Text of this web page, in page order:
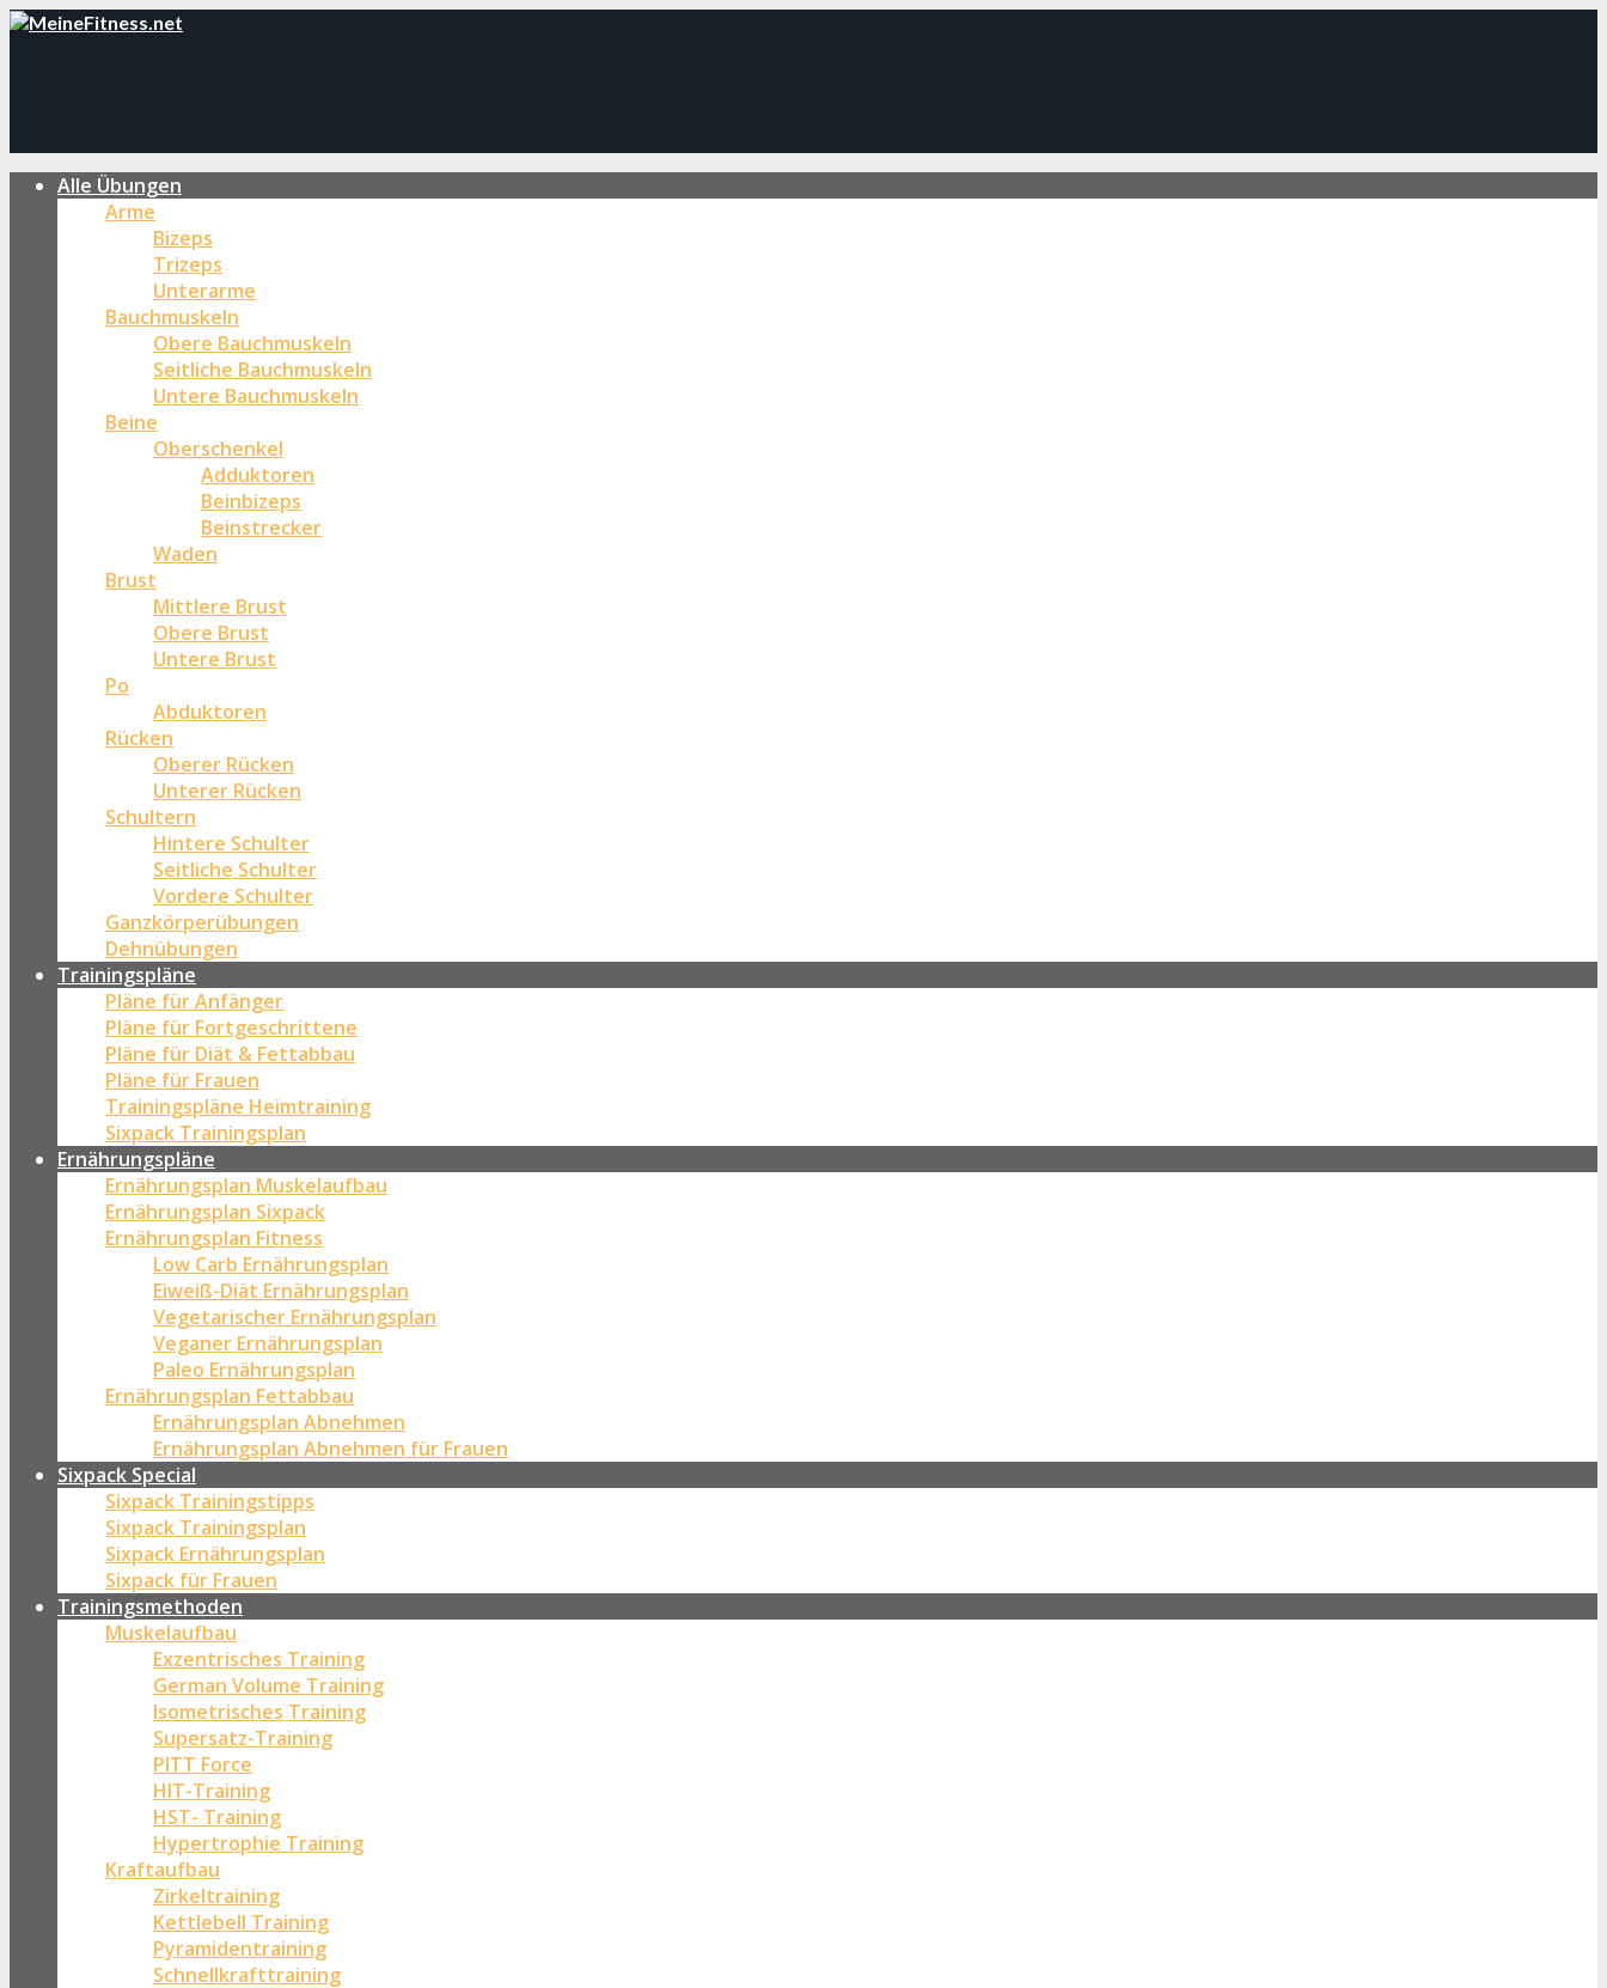
Alle Übungen
Arme
Bizeps
Trizeps
Unterarme
Bauchmuskeln
Obere Bauchmuskeln
Seitliche Bauchmuskeln
Untere Bauchmuskeln
Beine
Oberschenkel
Adduktoren
Beinbizeps
Beinstrecker
Waden
Brust
Mittlere Brust
Obere Brust
Untere Brust
Po
Abduktoren
Rücken
Oberer Rücken
Unterer Rücken
Schultern
Hintere Schulter
Seitliche Schulter
Vordere Schulter
Ganzkörperübungen
Dehnübungen
Trainingspläne
Pläne für Anfänger
Pläne für Fortgeschrittene
Pläne für Diät & Fettabbau
Pläne für Frauen
Trainingspläne Heimtraining
Sixpack Trainingsplan
Ernährungspläne
Ernährungsplan Muskelaufbau
Ernährungsplan Sixpack
Ernährungsplan Fitness
Low Carb Ernährungsplan
Eiweiß-Diät Ernährungsplan
Vegetarischer Ernährungsplan
Veganer Ernährungsplan
Paleo Ernährungsplan
Ernährungsplan Fettabbau
Ernährungsplan Abnehmen
Ernährungsplan Abnehmen für Frauen
Sixpack Special
Sixpack Trainingstipps
Sixpack Trainingsplan
Sixpack Ernährungsplan
Sixpack für Frauen
Trainingsmethoden
Muskelaufbau
Exzentrisches Training
German Volume Training
Isometrisches Training
Supersatz-Training
PITT Force
HIT-Training
HST- Training
Hypertrophie Training
Kraftaufbau
Zirkeltraining
Kettlebell Training
Pyramidentraining
Schnellkrafttraining